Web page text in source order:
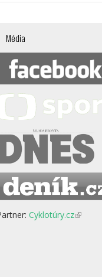
Média
Cyklotúry.cz(odkaz